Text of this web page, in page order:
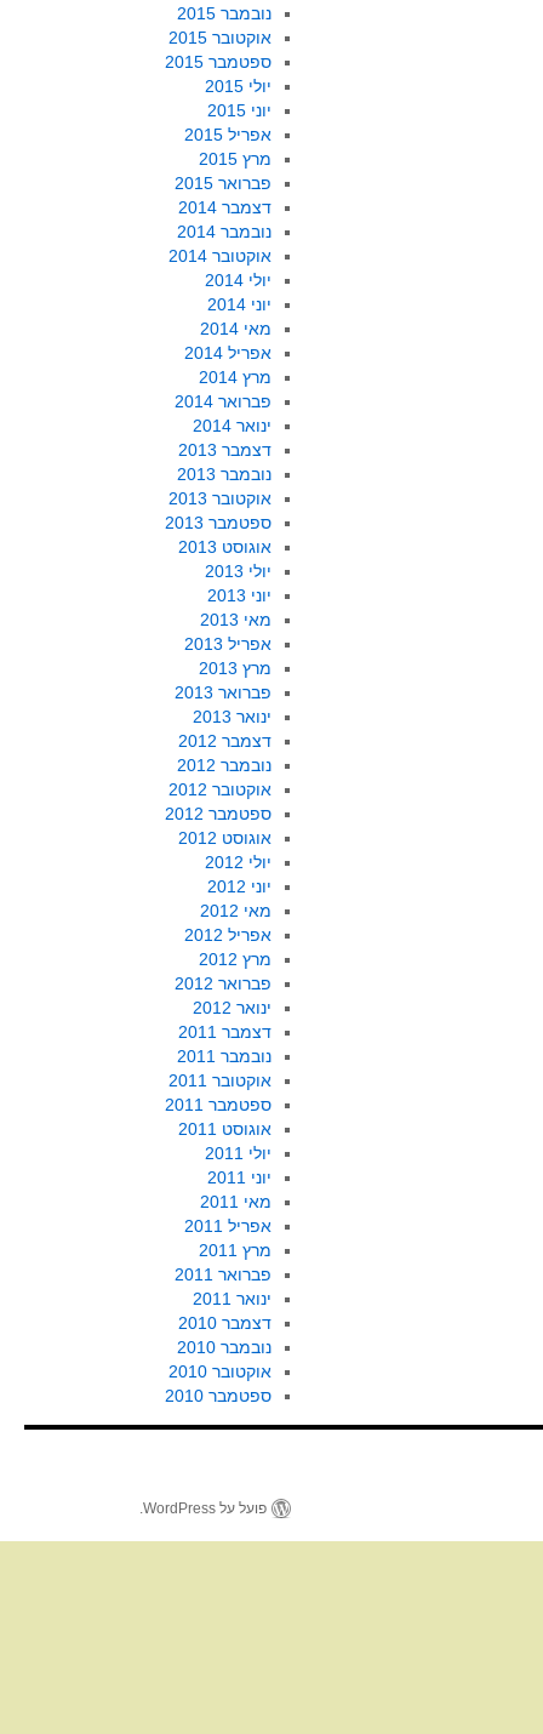
נובמבר 2015
אוקטובר 2015
ספטמבר 2015
יולי 2015
יוני 2015
אפריל 2015
מרץ 2015
פברואר 2015
דצמבר 2014
נובמבר 2014
אוקטובר 2014
יולי 2014
יוני 2014
מאי 2014
אפריל 2014
מרץ 2014
פברואר 2014
ינואר 2014
דצמבר 2013
נובמבר 2013
אוקטובר 2013
ספטמבר 2013
אוגוסט 2013
יולי 2013
יוני 2013
מאי 2013
אפריל 2013
מרץ 2013
פברואר 2013
ינואר 2013
דצמבר 2012
נובמבר 2012
אוקטובר 2012
ספטמבר 2012
אוגוסט 2012
יולי 2012
יוני 2012
מאי 2012
אפריל 2012
מרץ 2012
פברואר 2012
ינואר 2012
דצמבר 2011
נובמבר 2011
אוקטובר 2011
ספטמבר 2011
אוגוסט 2011
יולי 2011
יוני 2011
מאי 2011
אפריל 2011
מרץ 2011
פברואר 2011
ינואר 2011
דצמבר 2010
נובמבר 2010
אוקטובר 2010
ספטמבר 2010
פועל על WordPress.